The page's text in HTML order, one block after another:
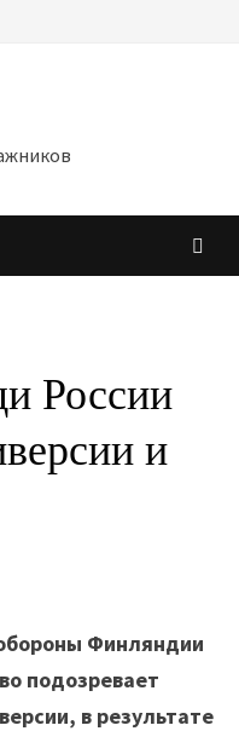
России
и
Финляндии
подозревает
в результате